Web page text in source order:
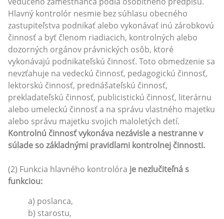
Hlavný kontrolór nesmie bez súhlasu obecného
zastupiteľstva podnikať alebo vykonávať inú zárobkovú
činnosť a byť členom riadiacich, kontrolných alebo
dozorných orgánov právnických osôb, ktoré
vykonávajú podnikateľskú činnosť. Toto obmedzenie sa
nevzťahuje na vedeckú činnosť, pedagogickú činnosť,
lektorskú činnosť, prednášateľskú činnosť,
prekladateľskú činnosť, publicistickú činnosť, literárnu
alebo umeleckú činnosť a na správu vlastného majetku
alebo správu majetku svojich maloletých detí.
Kontrolnú činnosť vykonáva nezávisle a nestranne v
súlade so základnými pravidlami kontrolnej činnosti.
(2) Funkcia hlavného kontrolóra je nezlučiteľná s
funkciou:
a) poslanca,
b) starostu,